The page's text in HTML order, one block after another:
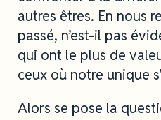
autres êtres. En nous
passé, n’est-il pas
qui ont le plus de
ceux où notre unique
Alors se pose la